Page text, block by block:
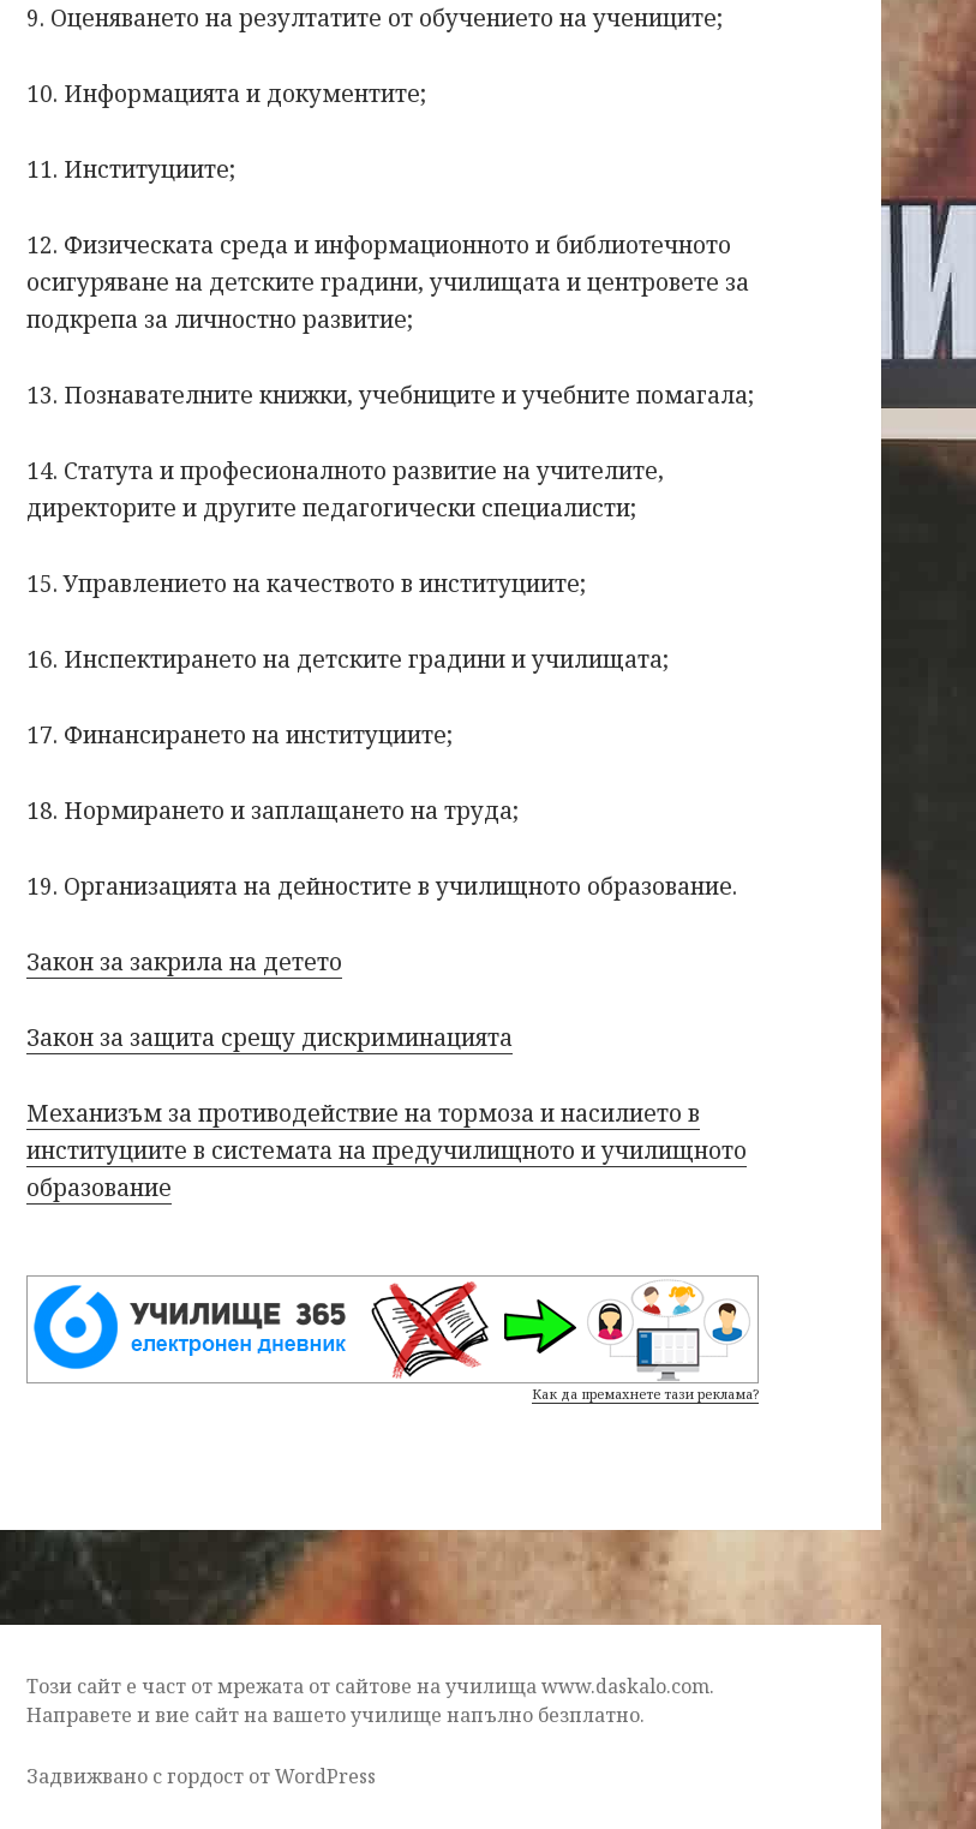
9. Оценяването на резултатите от обучението на учениците;
10. Информацията и документите;
11. Институциите;
12. Физическата среда и информационното и библиотечното
осигуряване на детските градини, училищата и центровете за
подкрепа за личностно развитие;
13. Познавателните книжки, учебниците и учебните помагала;
14. Статута и професионалното развитие на учителите,
директорите и другите педагогически специалисти;
15. Управлението на качеството в институциите;
16. Инспектирането на детските градини и училищата;
17. Финансирането на институциите;
18. Нормирането и заплащането на труда;
19. Организацията на дейностите в училищното образование.
Закон за закрила на детето
Закон за защита срещу дискриминацията
Механизъм за противодействие на тормоза и насилието в
институциите в системата на предучилищното и училищното
образование
Как да премахнете тази реклама?
Този сайт е част от мрежата от сайтове на училищаwww.daskalo.com.
Направете и вие сайт на вашето училище напълно безплатно.
Задвижвано с гордост от WordPress